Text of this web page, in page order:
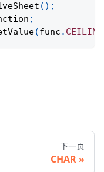
( ) ;
;
(func .
下一页
CHAR